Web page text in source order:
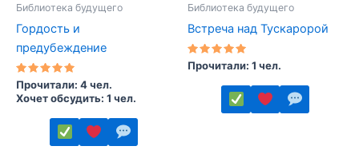
Библиотека будущего
Гордость и
предубеждение
Оценка
5.00
из 5
Прочитали: 4 чел.
Хочет обсудить: 1 чел.
Библиотека будущего
Встреча над Тускаророй
Оценка
5.00
Прочитали: 1 чел.